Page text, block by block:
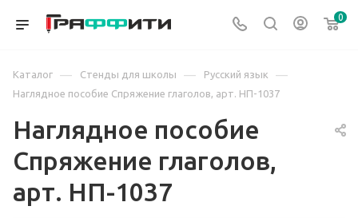
0
Каталог — Стенды для школы — Русский язык —
Наглядное пособие Спряжение глаголов, арт. НП-1037
Наглядное пособие
Спряжение глаголов,
арт. НП-1037